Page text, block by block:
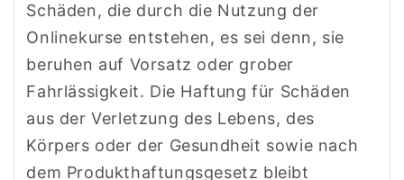
Schäden, die durch die Nutzung der
Onlinekurse entstehen, es sei denn, sie
beruhen auf Vorsatz oder grober
Fahrlässigkeit. Die Haftung für Schäden
aus der Verletzung des Lebens, des
Körpers oder der Gesundheit sowie nach
dem Produkthaftungsgesetz bleibt